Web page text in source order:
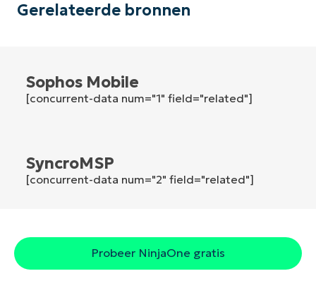
Gerelateerde bronnen
Sophos Mobile
[concurrent-data num="1" field="related"]
SyncroMSP
[concurrent-data num="2" field="related"]
Probeer NinjaOne gratis
Land
name*